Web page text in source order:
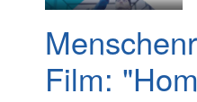
Film: